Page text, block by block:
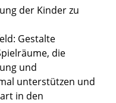
der Kinder zu
Gestalte
die
und
unterstützen und
in den